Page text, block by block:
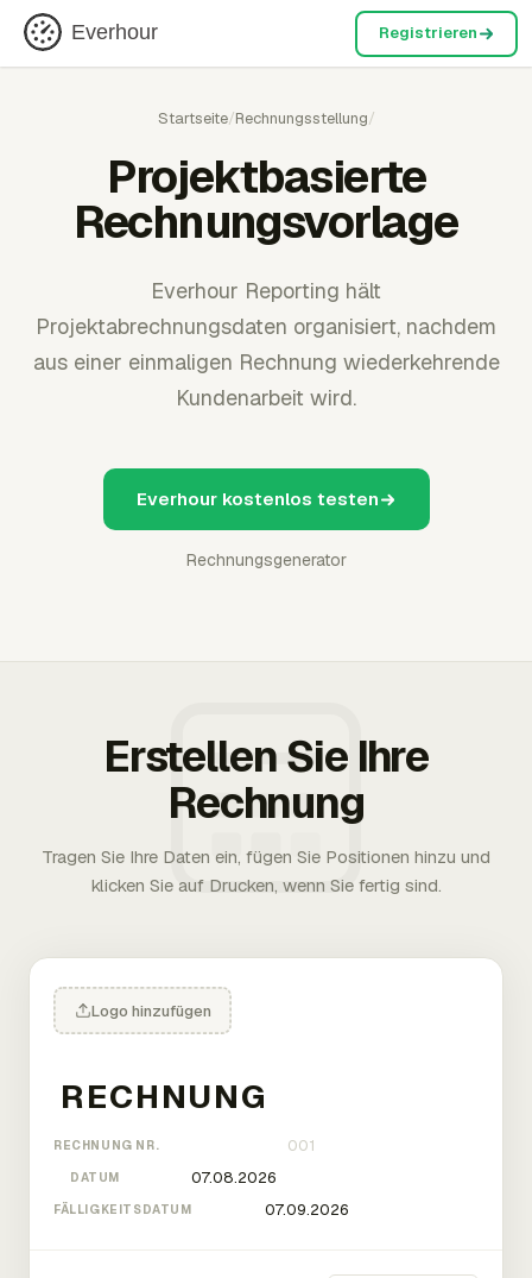
Everhour Registrieren
Startseite/Rechnungsstellung/
Projektbasierte
Rechnungsvorlage
Everhour Reporting hält
Projektabrechnungsdaten organisiert, nachdem
aus einer einmaligen Rechnung wiederkehrende
Kundenarbeit wird.
Everhour kostenlos testen
Rechnungsgenerator
Erstellen Sie Ihre
Rechnung
Tragen Sie Ihre Daten ein, fügen Sie Positionen hinzu und
klicken Sie auf Drucken, wenn Sie fertig sind.
Logo hinzufügen
RECHNUNG NR.
DATUM
FÄLLIGKEITSDATUM